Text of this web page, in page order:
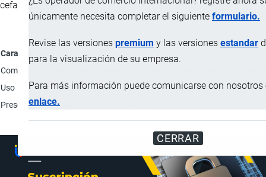
únicamente necesita completar el siguiente formulario.
Revise las versiones premium y las versiones estandar
para la visualización de su empresa.
Para más información puede comunicarse con nosotros
enlace.
CERRAR
cefalosporinas.
Característica
Composición
Uso
Estos antibióticos se utilizan para tratar infecciones
Presentación
Tableta recubierta vía oral.